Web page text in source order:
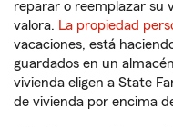
reparar o reemplazar su
valora. La propiedad
vacaciones, está
guardados en un
vivienda eligen a State
de vivienda por encima